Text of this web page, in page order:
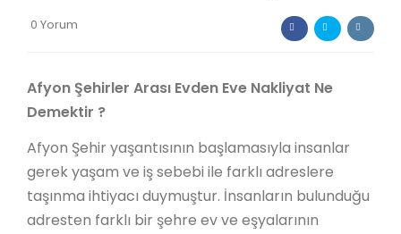
İLETIŞIM
0 Yorum
Afyon Şehirler Arası Evden Eve Nakliyat Ne
Demektir ?
Afyon Şehir yaşantısının başlamasıyla insanlar
gerek yaşam ve iş sebebi ile farklı adreslere
taşınma ihtiyacı duymuştur. İnsanların bulunduğu
adresten farklı bir şehre ev ve eşyalarının